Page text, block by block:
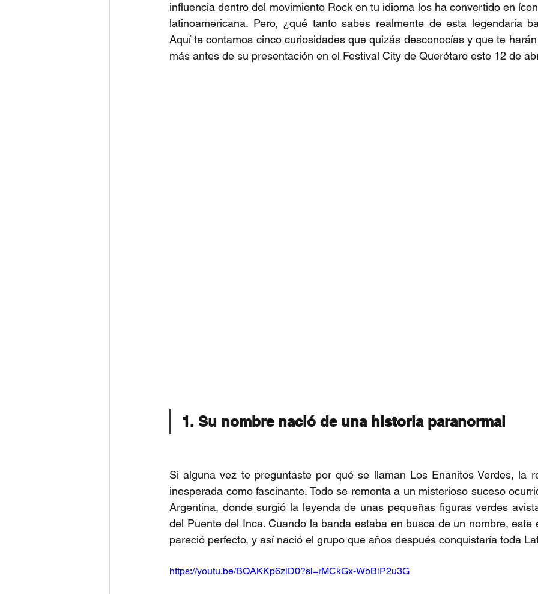
influencia dentro del movimiento Rock en tu idioma los ha convertido en
latinoamericana. Pero, ¿qué tanto sabes realmente de esta legendaria
Aquí te contamos cinco curiosidades que quizás desconocías y que te
más antes de su presentación en el Festival City de Querétaro este 12 de
1. Su nombre nació de una historia paranormal
Si alguna vez te preguntaste por qué se llaman Los Enanitos Verdes, la
inesperada como fascinante. Todo se remonta a un misterioso suceso
Argentina, donde surgió la leyenda de unas pequeñas figuras verdes
del Puente del Inca. Cuando la banda estaba en busca de un nombre, este
pareció perfecto, y así nació el grupo que años después conquistaría toda
https://youtu.be/BQAKKp6ziD0?si=rMCkGx-WbBiP2u3G